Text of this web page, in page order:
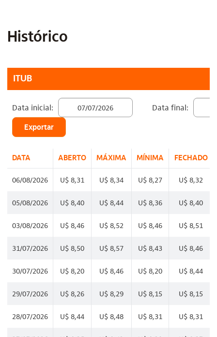
Histórico
ITUB
Data inicial: Data final:
Exportar
DATA ABERTO MÁXIMA MÍNIMA FECHADO
06/08/2026 U$ 8,31 U$ 8,34 U$ 8,27 U$ 8,32
05/08/2026 U$ 8,40 U$ 8,44 U$ 8,36 U$ 8,40
03/08/2026 U$ 8,46 U$ 8,52 U$ 8,46 U$ 8,51
31/07/2026 U$ 8,50 U$ 8,57 U$ 8,43 U$ 8,46
30/07/2026 U$ 8,20 U$ 8,46 U$ 8,20 U$ 8,44
29/07/2026 U$ 8,26 U$ 8,29 U$ 8,15 U$ 8,15
28/07/2026 U$ 8,44 U$ 8,48 U$ 8,31 U$ 8,31